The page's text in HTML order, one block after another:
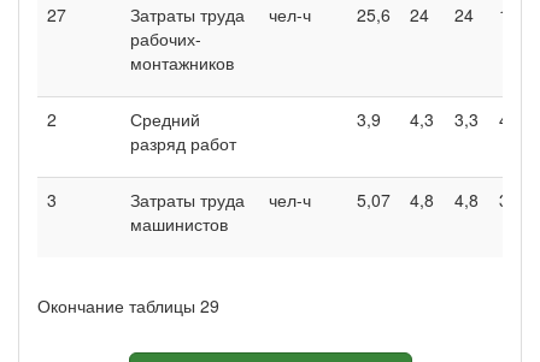
27
Затраты труда
рабочих-
монтажников
чел-ч 25,6 24 24 17,6
2
Средний
разряд работ
3,9 4,3 3,3 4,1
3
Затраты труда
машинистов
чел-ч 5,07 4,8 4,8 3,68
Окончание таблицы 29